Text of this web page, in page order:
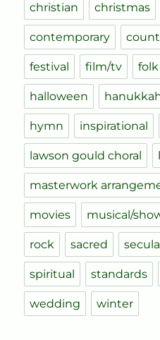
christian christmas
contemporary
festival film/tv folk
halloween
hymn inspirational
lawson gould choral
masterwork
movies musical/
rock sacred
spiritual standards
wedding winter